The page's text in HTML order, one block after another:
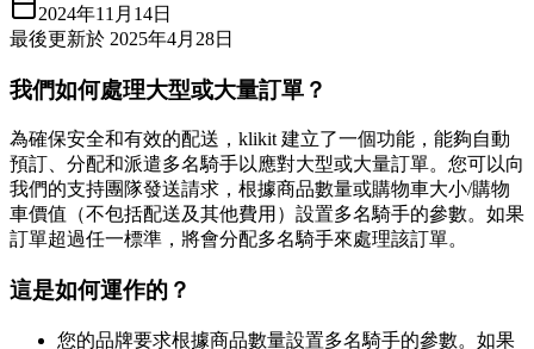
2024年11月14日
最後更新於 2025年4月28日
我們如何處理大型或大量訂單？
為確保安全和有效的配送，klikit 建立了一個功能，能夠自動
預訂、分配和派遣多名騎手以應對大型或大量訂單。您可以向
我們的支持團隊發送請求，根據商品數量或購物車大小/購物
車價值（不包括配送及其他費用）設置多名騎手的參數。如果
訂單超過任一標準，將會分配多名騎手來處理該訂單。
這是如何運作的？
您的品牌要求根據商品數量設置多名騎手的參數。如果